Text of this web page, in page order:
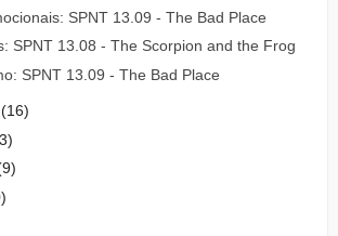
SPNT 13.09 - The Bad Place
SPNT 13.08 - The Scorpion and the Frog
SPNT 13.09 - The Bad Place
(16)